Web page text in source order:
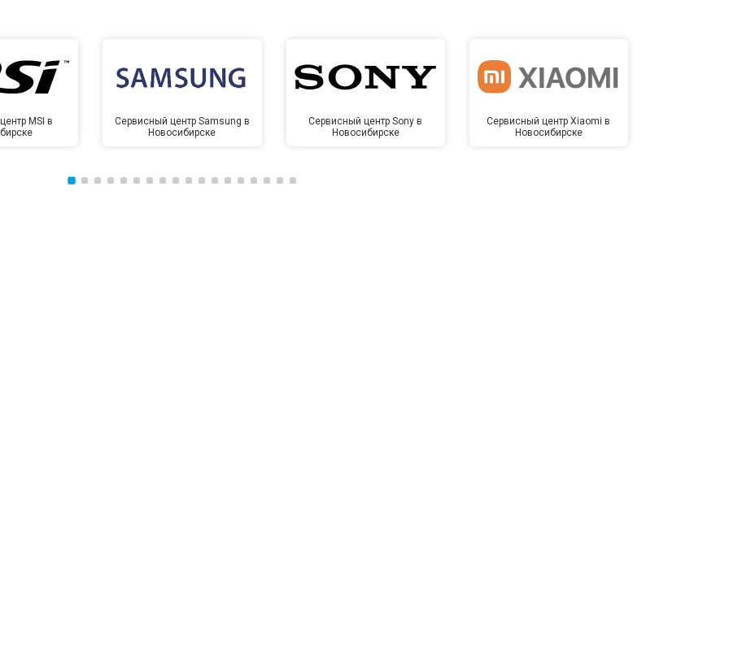
MSI в
Сервисный центр Samsung в
Новосибирске
Сервисный центр Sony в
Новосибирске
Сервисный центр Xiaomi в
Новосибирске